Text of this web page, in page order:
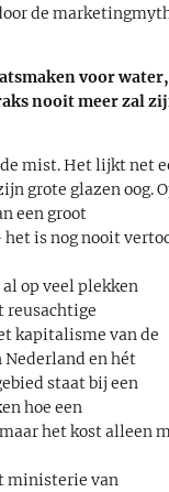
de
voor water,
nooit meer zal
mist. Het lijkt net
grote glazen oog.
een groot
is nog nooit
op veel plekken
reusachtige
kapitalisme van de
en hét
staat bij een
hoe een
het kost alleen
ministerie van